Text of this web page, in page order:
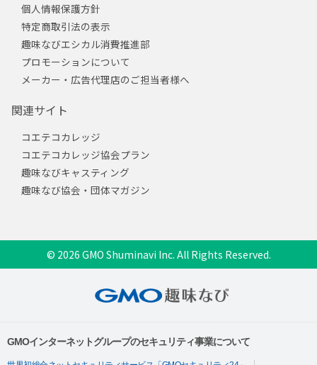
個人情報保護方針
特定商取引法の表示
趣味なびエシカル消費推進部
プロモーションについて
メーカー・広告代理店のご担当者様へ
関連サイト
コエテコカレッジ
コエテコカレッジ協会プラン
趣味なびキャスティング
趣味なび協会・団体マガジン
© 2026 GMO Shuminavi Inc. All Rights Reserved.